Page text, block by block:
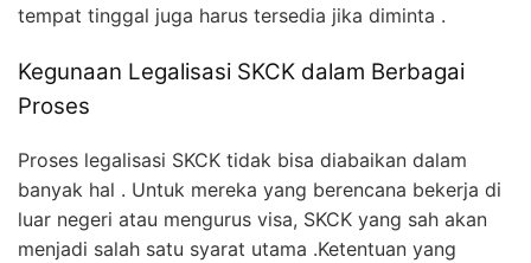
tempat tinggal juga harus tersedia jika diminta .
Kegunaan Legalisasi SKCK dalam Berbagai
Proses
Proses legalisasi SKCK tidak bisa diabaikan dalam
banyak hal . Untuk mereka yang berencana bekerja di
luar negeri atau mengurus visa, SKCK yang sah akan
menjadi salah satu syarat utama .Ketentuan yang